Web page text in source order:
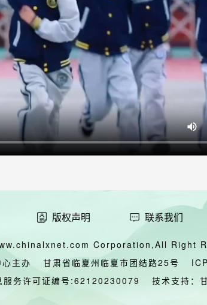
版权声明 联系我们
Corporation,All Right
主办 甘肃省临夏州临夏市团结路25号
服务许可证编号:62120230079 技术支持：